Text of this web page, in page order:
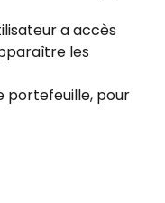
a accès
les
portefeuille, pour